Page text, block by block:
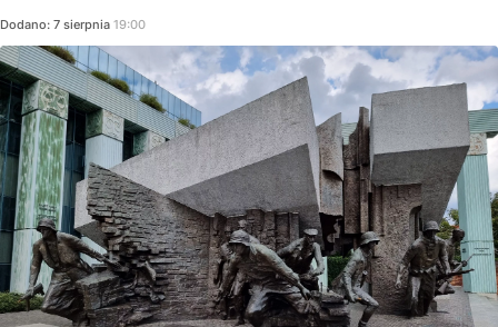
Dodano: 7 sierpnia 19:00